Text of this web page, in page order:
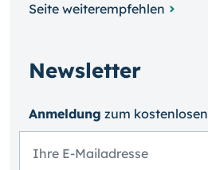
Seite weiterempfehlen
Newsletter
Anmeldung zum kosten­losen